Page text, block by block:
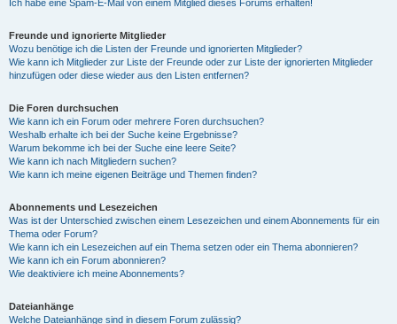
Ich habe eine Spam-E-Mail von einem Mitglied dieses Forums erhalten!
Freunde und ignorierte Mitglieder
Wozu benötige ich die Listen der Freunde und ignorierten Mitglieder?
Wie kann ich Mitglieder zur Liste der Freunde oder zur Liste der ignorierten Mitglieder
hinzufügen oder diese wieder aus den Listen entfernen?
Die Foren durchsuchen
Wie kann ich ein Forum oder mehrere Foren durchsuchen?
Weshalb erhalte ich bei der Suche keine Ergebnisse?
Warum bekomme ich bei der Suche eine leere Seite?
Wie kann ich nach Mitgliedern suchen?
Wie kann ich meine eigenen Beiträge und Themen finden?
Abonnements und Lesezeichen
Was ist der Unterschied zwischen einem Lesezeichen und einem Abonnements für ein
Thema oder Forum?
Wie kann ich ein Lesezeichen auf ein Thema setzen oder ein Thema abonnieren?
Wie kann ich ein Forum abonnieren?
Wie deaktiviere ich meine Abonnements?
Dateianhänge
Welche Dateianhänge sind in diesem Forum zulässig?